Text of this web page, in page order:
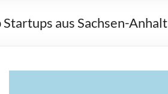
Startups aus Sachsen-Anhalt